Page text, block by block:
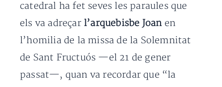
catedral ha fet seves les paraules que
els va adreçar l’arquebisbe Joanen
l’homilia de la missa de la Solemnitat
de Sant Fructuós —el 21 de gener
passat—, quan va recordar que “la